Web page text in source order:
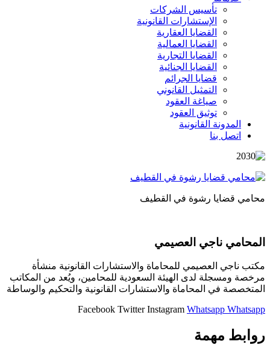
تأسيس الشركات
الإستشارات القانونية
القضايا العقارية
القضايا العمالية
القضايا التجارية
القضايا الجنائية
قضايا الجرائم
التمثيل القانوني
صياغة العقود
توثيق العقود
المدونة القانونية
اتصل بنا
محامي قضايا رشوة في القطيف
المحامي ناجي العصيمي
مكتب ناجي العصيمي للمحاماة والاستشارات القانونية منشأة
مرخصة ومسجلة لدى الهيئة السعودية للمحامين، ويُعد من المكاتب
المتخصصة في المحاماة والاستشارات القانونية والتحكيم والوساطة
Facebook Twitter Instagram Whatsapp Whatsapp
روابط مهمة